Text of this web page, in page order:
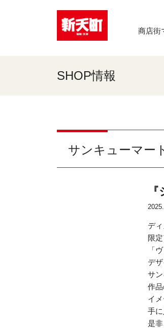
商店街
SHOP情報
サンキューマー
デ
限
「
デ
サ
作
イ
手
是